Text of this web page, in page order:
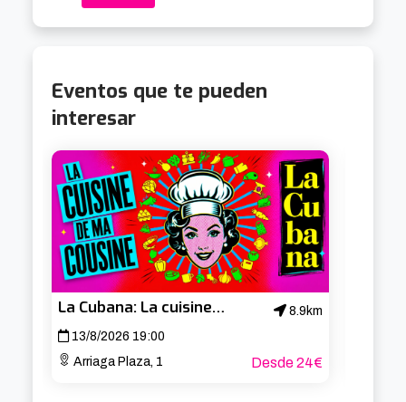
Eventos que te pueden
interesar
La Cubana: La cuisine de ma cousine
8.9km
13/8/2026 19:00
Arriaga Plaza, 1
Desde 24€